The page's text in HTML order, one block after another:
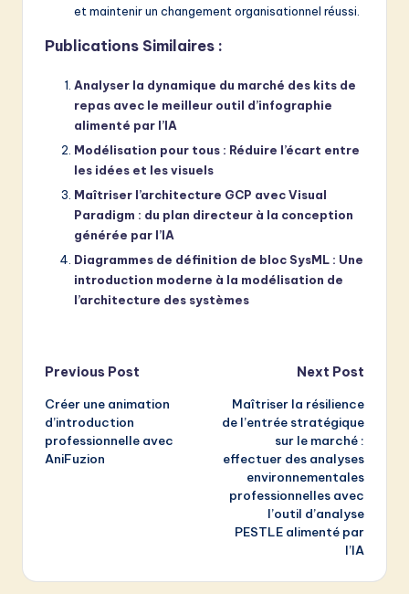
et maintenir un changement organisationnel réussi.
Publications Similaires :
Analyser la dynamique du marché des kits de
repas avec le meilleur outil d’infographie
alimenté par l’IA
Modélisation pour tous : Réduire l’écart entre
les idées et les visuels
Maîtriser l’architecture GCP avec Visual
Paradigm : du plan directeur à la conception
générée par l’IA
Diagrammes de définition de bloc SysML : Une
introduction moderne à la modélisation de
l’architecture des systèmes
Post
navigation
Previous Post
Créer une animation
d’introduction
professionnelle avec
AniFuzion
Next Post
Maîtriser la résilience
de l’entrée stratégique
sur le marché :
effectuer des analyses
environnementales
professionnelles avec
l’outil d’analyse
PESTLE alimenté par
l’IA